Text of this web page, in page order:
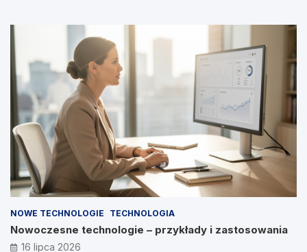
NOWE TECHNOLOGIE TECHNOLOGIA
Nowoczesne technologie – przykłady i zastosowania
16 lipca 2026